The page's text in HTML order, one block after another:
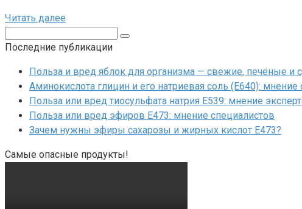
Читать далее
Последние публикации
Польза и вред яблок для организма — свежие, печёные и
Аминокислота глицин и его натриевая соль (Е640): мнение
Польза или вред тиосульфата натрия Е539: мнение
Польза или вред эфиров Е473: мнение специалистов
Зачем нужны эфиры сахарозы и жирных кислот Е473?
Самые опасные продукты!